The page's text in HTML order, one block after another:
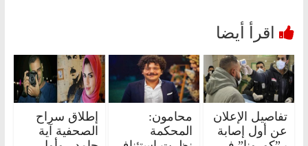
تفاصيل الإعلان
عن أول إصابة
محامون:
المحكمة
إطلاق سراح
الصحفية آية